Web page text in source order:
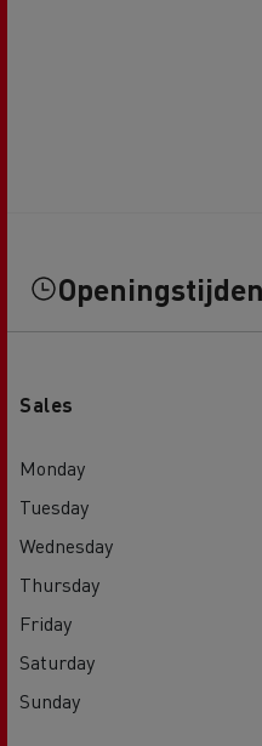
Openingstijden
Sales
Monday
Tuesday
Wednesday
Thursday
Friday
Saturday
Sunday